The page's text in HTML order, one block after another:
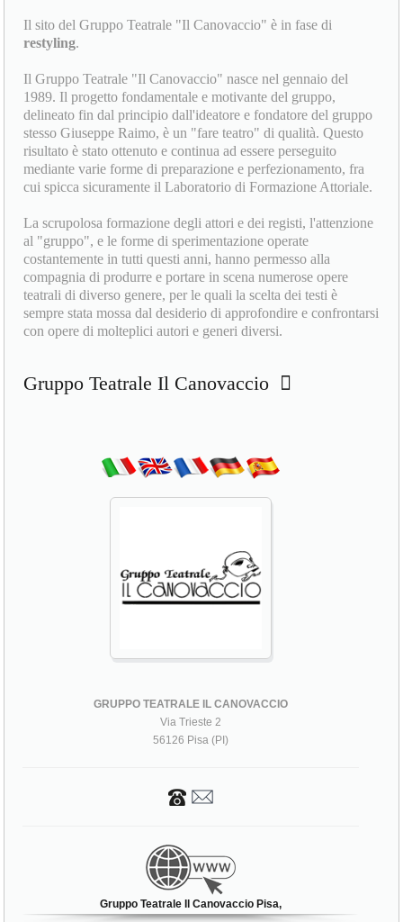
Il sito del Gruppo Teatrale "Il Canovaccio" è in fase di
restyling.
Il Gruppo Teatrale "Il Canovaccio" nasce nel gennaio del
1989. Il progetto fondamentale e motivante del gruppo,
delineato fin dal principio dall'ideatore e fondatore del gruppo
stesso Giuseppe Raimo, è un "fare teatro" di qualità. Questo
risultato è stato ottenuto e continua ad essere perseguito
mediante varie forme di preparazione e perfezionamento, fra
cui spicca sicuramente il Laboratorio di Formazione Attoriale.
La scrupolosa formazione degli attori e dei registi, l'attenzione
al "gruppo", e le forme di sperimentazione operate
costantemente in tutti questi anni, hanno permesso alla
compagnia di produrre e portare in scena numerose opere
teatrali di diverso genere, per le quali la scelta dei testi è
sempre stata mossa dal desiderio di approfondire e confrontarsi
con opere di molteplici autori e generi diversi.
Gruppo Teatrale Il Canovaccio
GRUPPO TEATRALE IL CANOVACCIO
Via Trieste 2
56126 Pisa (PI)
Gruppo Teatrale Il Canovaccio Pisa,